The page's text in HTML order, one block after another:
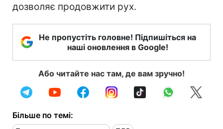
дозволяє продовжити рух.
Не пропустіть головне! Підпишіться на
наші оновлення в Google!
Або читайте нас там, де вам зручно!
Більше по темі: